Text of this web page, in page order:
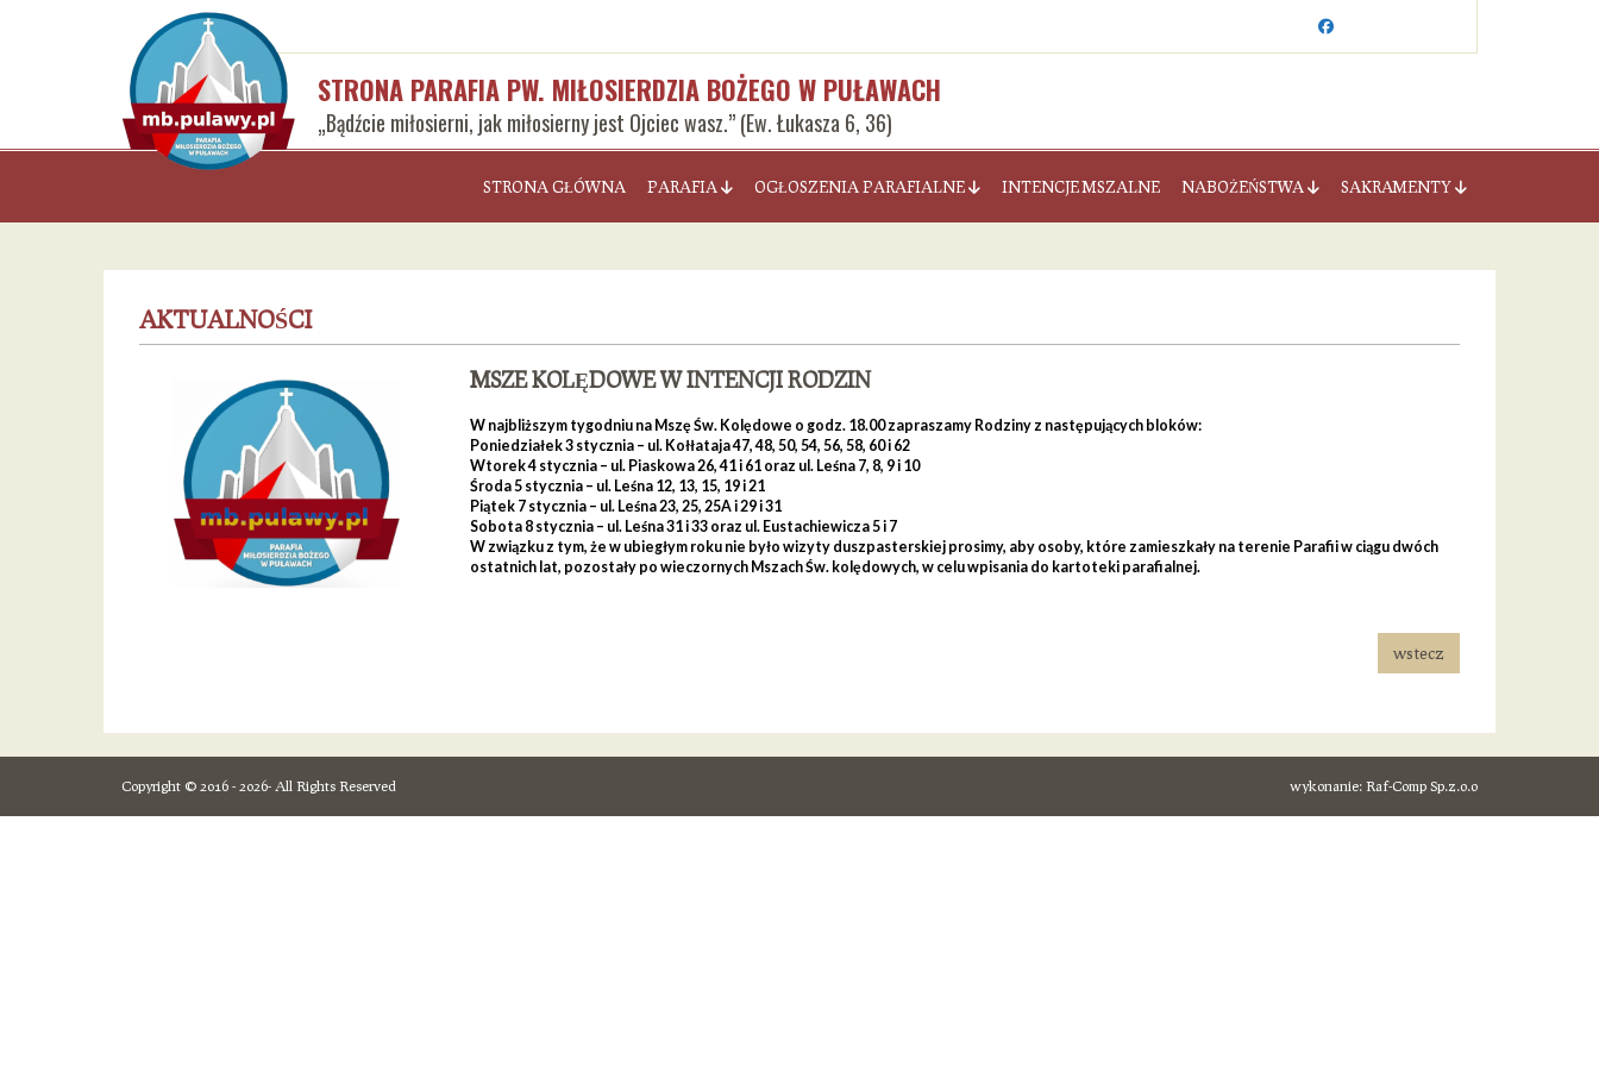
STRONA PARAFIA PW. MIŁOSIERDZIA BOŻEGO W PUŁAWACH
„Bądźcie miłosierni, jak miłosierny jest Ojciec wasz.” (Ew. Łukasza 6, 36)
STRONA GŁÓWNA PARAFIA OGŁOSZENIA PARAFIALNE INTENCJE MSZALNE NABOŻEŃSTWA SAKRAMENTY
AKTUALNOŚCI
MSZE KOLĘDOWE W INTENCJI RODZIN
W najbliższym tygodniu na Mszę Św. Kolędowe o godz. 18.00 zapraszamy Rodziny z następujących bloków:
Poniedziałek 3 stycznia – ul. Kołłataja 47, 48, 50, 54, 56, 58, 60 i 62
Wtorek 4 stycznia – ul. Piaskowa 26, 41 i 61 oraz ul. Leśna 7, 8, 9 i 10
Środa 5 stycznia – ul. Leśna 12, 13, 15, 19 i 21
Piątek 7 stycznia – ul. Leśna 23, 25, 25A i 29 i 31
Sobota 8 stycznia – ul. Leśna 31 i 33 oraz ul. Eustachiewicza 5 i 7
W związku z tym, że w ubiegłym roku nie było wizyty duszpasterskiej prosimy, aby osoby, które zamieszkały na terenie Parafii w ciągu dwóch
ostatnich lat, pozostały po wieczornych Mszach Św. kolędowych, w celu wpisania do kartoteki parafialnej.
wstecz
Copyright © 2016 - 2026- All Rights Reserved wykonanie: Raf-Comp Sp.z.o.o